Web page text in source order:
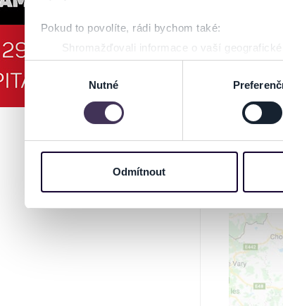
Pokud to povolíte, rádi bychom také:
Shromažďovali informace o vaší
Identifikovali vaše zařízení pomocí
Zjistěte více o tom, jak zpracováváme vaše
můžete kdykoliv změnit nebo odvolat v části
informace o vašem zařízení nebo vaší aktivitě
osobní údaje. Získané informace používáme
Jaké typy cookies používáme, naleznete níže.
můžete kdykoliv změnit v zápatí stránky v
souhlasu
Nutné
Odmítnout